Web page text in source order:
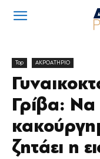
Top ΑΚΡΟΑΤΗΡΙΟ
Γρίβα: Να
ζητάει η